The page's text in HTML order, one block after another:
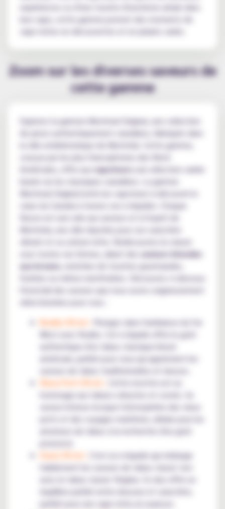
expériences ou d'une touche d'exotisme urbain dans
leur vape, cette gamme promet des moments de
vape riches en découvertes et en plaisirs variés.
Zoom sur les diverses saveurs de
cette gamme
Explorez la gamme Montreal Original, une collection
de juices authentiquement canadiens, fabriqués dans
vapoteurs
une sélection variée
basée sur les classiques canadiens. La gamme
Montreal Original invite les vapoteurs à découvrir le
cœur du Canada à travers ses e-liquides. Chaque
flacon est une ode aux saveurs et à l'esprit de
vibrant et sa culture riche. Redécouvrez le classic
sous toutes ses formes, allant des
saveurs blondes
aux brunes
fruitées ou même mentholées. Découvrez ci-dessous
l'éventail des saveurs que nous avons soigneusement
Rodéo 50 ml :
Plongez dans l'ambiance du Far
West avec Rodéo. Cet e-liquide offre le goût
authentique d'un tabac classique blond
américain, parfait pour ceux qui apprécient les
Vieux Port 50 ml :
hommage aux tabacs robustes et corsés. Sa
saveur intense évoque l'atmosphère des vieux
ports et des voyages maritimes, idéale pour les
Oasis 50 ml :
C'est un e-liquide qui mélange
habilement les saveurs de tabac classic turc
avec le tabac classic Virginia. Ce duo offre un
équilibre parfait entre douceur et caractère,
parfait pour une vape riche en nuances.